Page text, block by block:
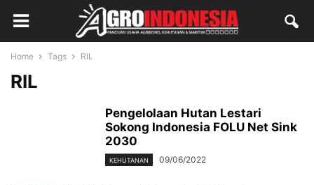
Home Tags RIL
RIL
Pengelolaan Hutan Lestari
Sokong Indonesia FOLU Net Sink
2030
KEHUTANAN 09/06/2022